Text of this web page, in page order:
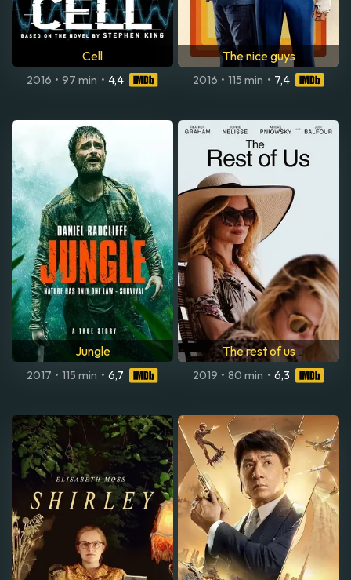
Cell
2016 • 97 min • 4,4
The nice guys
2016 • 115 min • 7,4
Jungle
2017 • 115 min • 6,7
The rest of us
2019 • 80 min • 6,3